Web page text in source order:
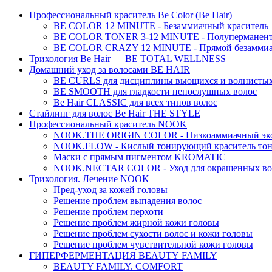
Профессиональный краситель Be Color (Be Hair)
BE COLOR 12 MINUTE - Безаммиачный краситель
BE COLOR TONER 3-12 MINUTE -
BE COLOR CRAZY 12 MINUTE - Прямой
Трихология Be Hair — BE TOTAL WELLNESS
Домашний уход за волосами BE HAIR
BE CURLS для дисциплины вьющихся и
BE SMOOTH для гладкости непослушных волос
Be Hair CLASSIC для всех типов волос
Стайлинг для волос Be Hair THE STYLE
Профессиональный краситель NOOK
NOOK.THE ORIGIN COLOR - Низкоаммиачный
NOOK.FLOW - Кислый тонирующий краситель
Маски с прямым пигментом KROMATIC
NOOK.NECTAR COLOR - Уход для окрашенных
Трихология. Лечение NOOK
Пред-уход за кожей головы
Решение проблем выпадения волос
Решение проблем перхоти
Решение проблем жирной кожи головы
Решение проблем сухости волос и кожи головы
Решение проблем чувствительной кожи головы
ГИПЕРФЕРМЕНТАЦИЯ BEAUTY FAMILY
BEAUTY FAMILY. COMFORT